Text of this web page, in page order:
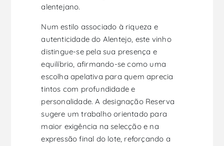
alentejano.
Num estilo associado à riqueza e
autenticidade do Alentejo, este vinho
distingue-se pela sua presença e
equilíbrio, afirmando-se como uma
escolha apelativa para quem aprecia
tintos com profundidade e
personalidade. A designação Reserva
sugere um trabalho orientado para
maior exigência na selecção e na
expressão final do lote, reforçando a